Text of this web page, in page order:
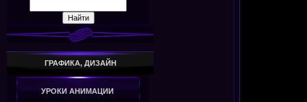
ГРАФИКА, ДИЗАЙН
УРОКИ АНИМАЦИИ